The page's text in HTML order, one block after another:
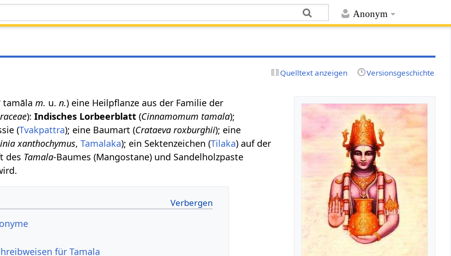
Anonym
Quelltext anzeigen Versionsgeschichte
tamālam. u.n.) eine Heilpflanze aus der Familie der
):Indisches Lorbeerblatt (Cinnamomum tamala);
(Tvakpattra); eine Baumart (Crataeva roxburghii); eine
xanthochymus,Tamalaka); ein Sektenzeichen (Tilaka) auf der
des Tamala-Baumes (Mangostane) und Sandelholzpaste
für Tamala